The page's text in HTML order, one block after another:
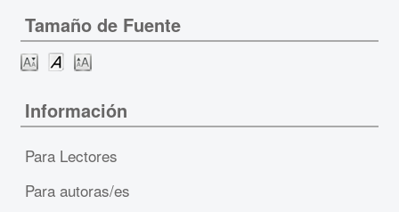
Tamaño de Fuente
Información
Para Lectores
Para autoras/es